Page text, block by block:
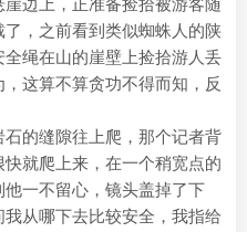
边上，正准备捡拾被游客随
，之前看到类似蜘蛛人的陕
绳在山的崖壁上捡拾游人丢
这算不算贪功不得而知，反
的缝隙往上爬，那个记者背
就爬上来，在一个稍宽点的
一不留心，镜头盖掉了下
从哪下去比较安全，我指给